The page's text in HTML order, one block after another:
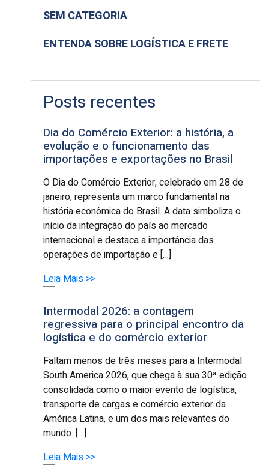
SEM CATEGORIA
ENTENDA SOBRE LOGÍSTICA E FRETE
Posts recentes
Dia do Comércio Exterior: a história, a
evolução e o funcionamento das
importações e exportações no Brasil
O Dia do Comércio Exterior, celebrado em 28 de
janeiro, representa um marco fundamental na
história econômica do Brasil. A data simboliza o
início da integração do país ao mercado
internacional e destaca a importância das
operações de importação e […]
Leia Mais >>
Intermodal 2026: a contagem
regressiva para o principal encontro da
logística e do comércio exterior
Faltam menos de três meses para a Intermodal
South America 2026, que chega à sua 30ª edição
consolidada como o maior evento de logística,
transporte de cargas e comércio exterior da
América Latina, e um dos mais relevantes do
mundo. […]
Leia Mais >>